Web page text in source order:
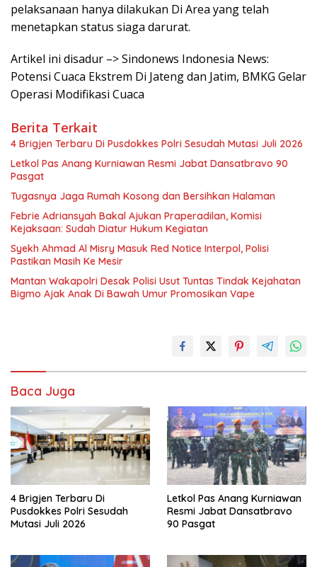
pelaksanaan hanya dilakukan Di Area yang telah
menetapkan status siaga darurat.
Artikel ini disadur –> Sindonews Indonesia News:
Potensi Cuaca Ekstrem Di Jateng dan Jatim, BMKG Gelar
Operasi Modifikasi Cuaca
Berita Terkait
4 Brigjen Terbaru Di Pusdokkes Polri Sesudah Mutasi Juli 2026
Letkol Pas Anang Kurniawan Resmi Jabat Dansatbravo 90
Pasgat
Tugasnya Jaga Rumah Kosong dan Bersihkan Halaman
Febrie Adriansyah Bakal Ajukan Praperadilan, Komisi
Kejaksaan: Sudah Diatur Hukum Kegiatan
Syekh Ahmad Al Misry Masuk Red Notice Interpol, Polisi
Pastikan Masih Ke Mesir
Mantan Wakapolri Desak Polisi Usut Tuntas Tindak Kejahatan
Bigmo Ajak Anak Di Bawah Umur Promosikan Vape
Baca Juga
4 Brigjen Terbaru Di
Pusdokkes Polri Sesudah
Mutasi Juli 2026
Letkol Pas Anang Kurniawan
Resmi Jabat Dansatbravo
90 Pasgat